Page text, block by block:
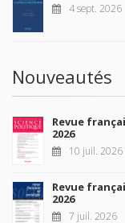
4 sept. 2026
Nouveautés
Revue
2026
10 juil. 2026
Revue
2026
7 juil. 2026